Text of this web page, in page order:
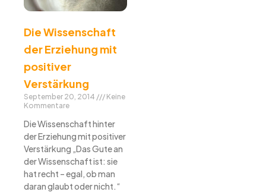
Die Wissenschaft
der Erziehung mit
positiver
Verstärkung
September 20, 2014
Keine
Kommentare
Die Wissenschaft hinter
der Erziehung mit positiver
Verstärkung „Das Gute an
der Wissenschaft ist: sie
hat recht – egal, ob man
daran glaubt oder nicht.“